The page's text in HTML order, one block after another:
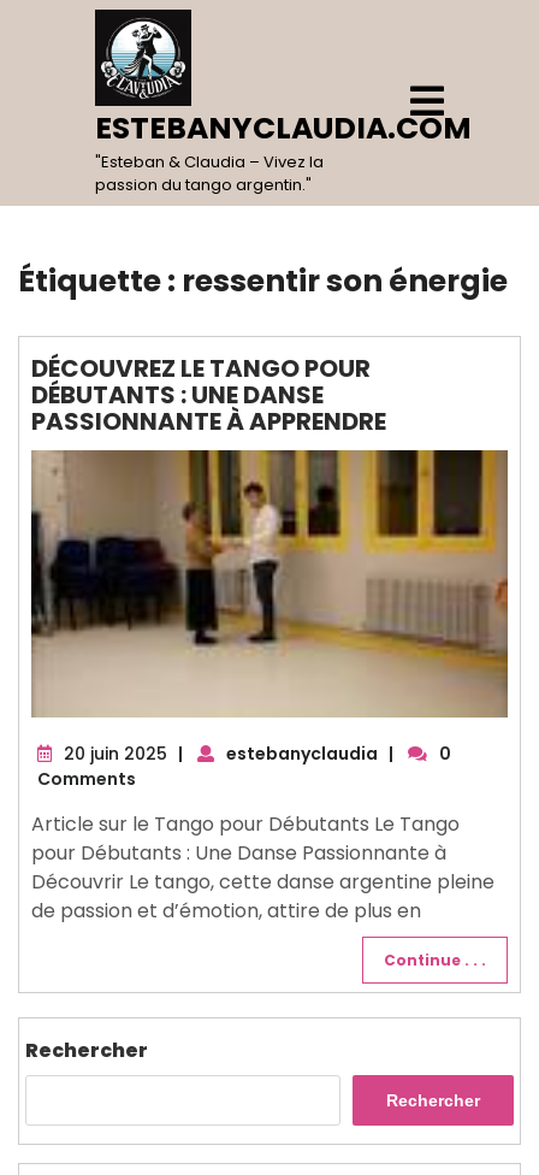
ESTEBANYCLAUDIA.COM
"Esteban & Claudia – Vivez la
passion du tango argentin."
Open
Menu
Étiquette : ressentir son énergie
DÉCOUVREZ LE TANGO POUR
DÉBUTANTS : UNE DANSE
PASSIONNANTE À APPRENDRE
20 juin 2025 20
| estebanyclaudia |
0
Comments
Article sur le Tango pour Débutants Le Tango
pour Débutants : Une Danse Passionnante à
Découvrir Le tango, cette danse argentine pleine
de passion et d’émotion, attire de plus en
Continue . . .
Rechercher
Rechercher